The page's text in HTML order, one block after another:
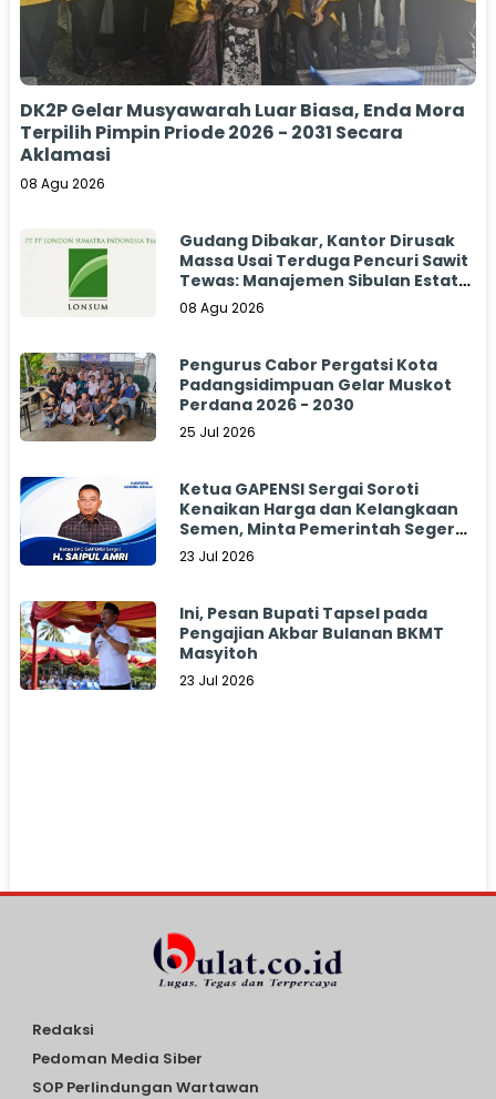
DK2P Gelar Musyawarah Luar Biasa, Enda Mora
Terpilih Pimpin Priode 2026 - 2031 Secara
Aklamasi
08 Agu 2026
Gudang Dibakar, Kantor Dirusak
Massa Usai Terduga Pencuri Sawit
Tewas: Manajemen Sibulan Estate
Bungkam
08 Agu 2026
Pengurus Cabor Pergatsi Kota
Padangsidimpuan Gelar Muskot
Perdana 2026 - 2030
25 Jul 2026
Ketua GAPENSI Sergai Soroti
Kenaikan Harga dan Kelangkaan
Semen, Minta Pemerintah Segera
Bertindak
23 Jul 2026
Ini, Pesan Bupati Tapsel pada
Pengajian Akbar Bulanan BKMT
Masyitoh
23 Jul 2026
Redaksi
Pedoman Media Siber
SOP Perlindungan Wartawan